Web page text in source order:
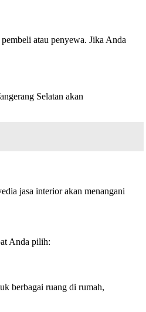
atau penyewa. Jika Anda
Selatan akan
jasa interior akan menangani
Anda pilih:
berbagai ruang di rumah,